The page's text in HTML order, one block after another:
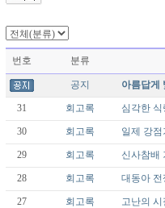
번호 분류
공지 아름답게
31 회고록 심각한 식
30 회고록 일제 강
29 회고록 신사참배
28 회고록 대동아 전
27 회고록 고난의 시